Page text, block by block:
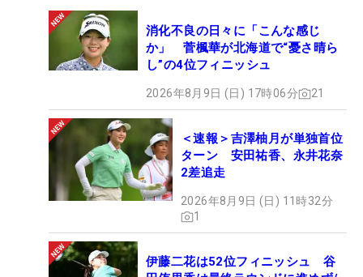
果は自信にもなりました。子どもたちには頑張って
いる姿を見せたいですね。飛距離もそこまで落ちて
いなかったし、小技も悪くなかった。あとはショッ
ブランクを感じさせないゴルフで復帰戦から優勝争
いを演じた。母は強し…。最後のレギュラーツアー
の優勝は14年5月の「サイバーエージェントレディ
ス」。こちらもこれ以上のブランクは開けたくな
消化不良の日々に「こんな感じ
か」 菅楓華が北海道で“憂さ晴ら
し”の4位フィニッシュ
2026年8月9日 (日) 17時06分 21
＜速報＞吉澤柚月が単独首位
ターン 安田祐香、永井花奈
2差追走
2026年8月9日 (日) 11時32分
1
伊藤二花は52位フィニッシュ 谷